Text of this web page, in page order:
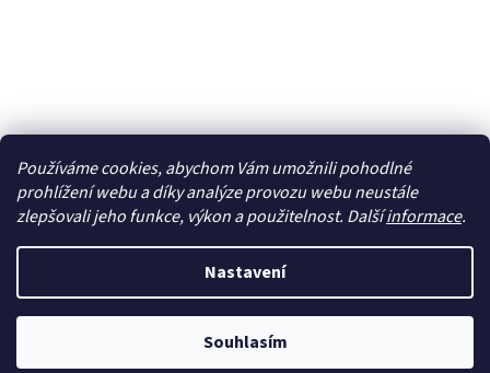
Používáme cookies, abychom Vám umožnili pohodlné
prohlížení webu a díky analýze provozu webu neustále
zlepšovali jeho funkce, výkon a použitelnost. Dalšíinformace.
Nastavení
Souhlasím
Sledovat na Instagramu
Copyright 2026cdmc.cz. Všechna práva vyhrazena.Upravit
nastavení cookies